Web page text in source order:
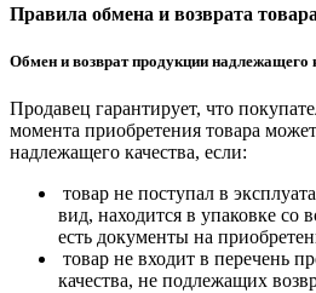
Правила обмена и возврата
Обмен и возврат продукции надлежащего
Продавец гарантирует, что
момента приобретения товара может
надлежащего качества, если:
товар не поступал в
вид, находится в упаковке со
есть документы на
товар не входит в перечень
качества, не подлежащих